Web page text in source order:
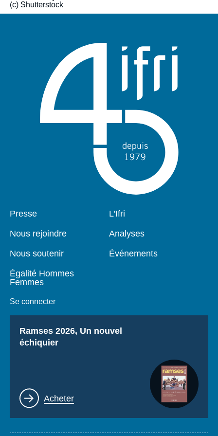
(c) Shutterstock
Pied
Presse
Nous rejoindre
Nous soutenir
Égalité Hommes
Femmes
Se connecter
Navigation
L'Ifri
Analyses
Événements
Titre
Ramses 2026, Un nouvel
échiquier
Lien
Acheter